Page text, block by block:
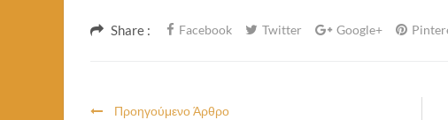
Share : Facebook Twitter Google+
Προηγούμενο Άρθρο